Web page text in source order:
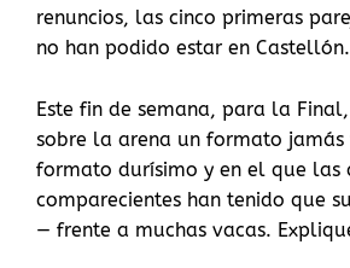
renuncios, las cinco primeras
no han podido estar en Castellón.
Este fin de semana, para la
sobre la arena un formato jamás
formato durísimo y en el que las
comparecientes han tenido que
— frente a muchas vacas.